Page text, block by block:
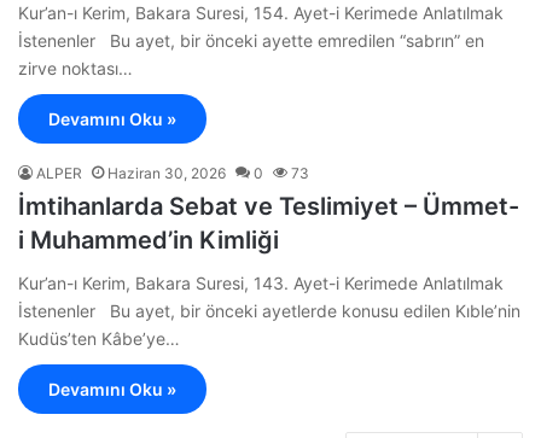
Kur’an-ı Kerim, Bakara Suresi, 154. Ayet-i Kerimede Anlatılmak
İstenenler Bu ayet, bir önceki ayette emredilen “sabrın” en
zirve noktası…
Devamını Oku »
ALPER Haziran 30, 2026 0 73
İmtihanlarda Sebat ve Teslimiyet – Ümmet-
i Muhammed’in Kimliği
Kur’an-ı Kerim, Bakara Suresi, 143. Ayet-i Kerimede Anlatılmak
İstenenler Bu ayet, bir önceki ayetlerde konusu edilen Kıble’nin
Kudüs’ten Kâbe’ye…
Devamını Oku »